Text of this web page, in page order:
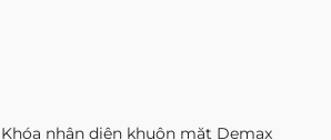
Khóa nhận diện khuôn mặt Demax